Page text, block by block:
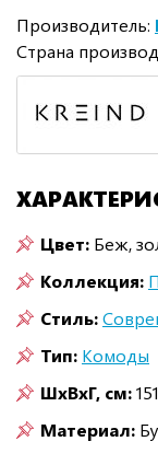
Производитель:
Страна
Цвет: Беж,
Коллекция:
Стиль:
Тип: Комоды
ШxВxГ, см:
Материал: